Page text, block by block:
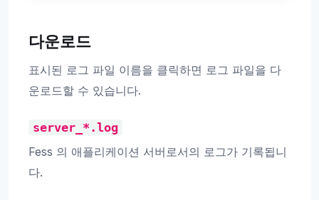
다운로드
표시된 로그 파일 이름을 클릭하면 로그 파일을 다
운로드할 수 있습니다.
server_*.log
Fess 의 애플리케이션 서버로서의 로그가 기록됩니
다.